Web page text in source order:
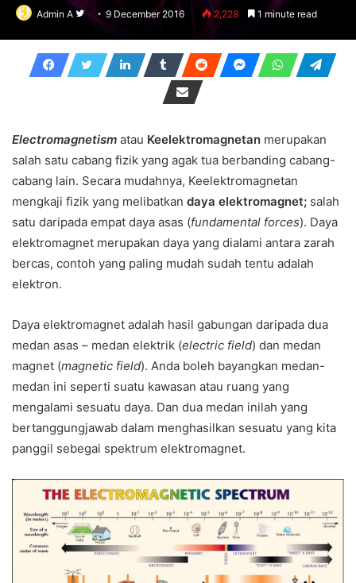
Admin A
Follow
Twitter
9 December 2016 2,228 1 minute read
Electromagnetism atau Keelektromagnetan merupakan
salah satu cabang fizik yang agak tua berbanding cabang-
cabang lain. Secara mudahnya, Keelektromagnetan
mengkaji fizik yang melibatkan daya elektromagnet; salah
satu daripada empat daya asas (fundamental forces). Daya
elektromagnet merupakan daya yang dialami antara zarah
bercas, contoh yang paling mudah sudah tentu adalah
elektron.
Daya elektromagnet adalah hasil gabungan daripada dua
medan asas – medan elektrik (electric field) dan medan
magnet (magnetic field). Anda boleh bayangkan medan-
medan ini seperti suatu kawasan atau ruang yang
mengalami sesuatu daya. Dan dua medan inilah yang
bertanggungjawab dalam menghasilkan sesuatu yang kita
panggil sebegai spektrum elektromagnet.